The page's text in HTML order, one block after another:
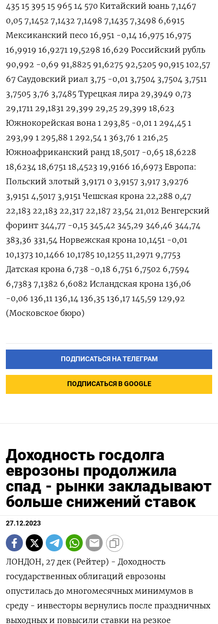
435 15 395 15 965 14 570 Китайский юань 7,1467
0,05 7,1452 7,1432 7,1498 7,1435 7,3498 6,6915
Мексиканский песо 16,951 -0,14 16,975 16,975
16,9919 16,9271 19,5298 16,629 Российский рубль
90,992 -0,69 91,8825 91,6275 92,5205 90,915 102,57
67 Саудовский риал 3,75 -0,01 3,7504 3,7504 3,7511
3,7505 3,76 3,7485 Турецкая лира 29,3949 0,73
29,1711 29,1831 29,399 29,25 29,399 18,623
Южнокорейская вона 1 293,85 -0,01 1 294,45 1
293,99 1 295,88 1 292,54 1 363,76 1 216,25
Южноафриканский ранд 18,5017 -0,65 18,6228
18,6234 18,6751 18,4523 19,9166 16,6973 Европа:
Польский злотый 3,9171 0 3,9157 3,917 3,9276
3,9151 4,5017 3,9151 Чешская крона 22,288 0,47
22,183 22,183 22,317 22,187 23,54 21,012 Венгерский
форинт 344,77 -0,15 345,42 345,29 346,46 344,74
383,36 331,54 Норвежская крона 10,1451 -0,01
10,1373 10,1466 10,1785 10,1255 11,2971 9,7753
Датская крона 6,738 -0,18 6,751 6,7502 6,7594
6,7383 7,1382 6,6082 Исландская крона 136,06
-0,06 136,11 136,14 136,35 136,17 145,59 129,92
(Московское бюро)
ПОДПИСАТЬСЯ НА ТЕЛЕГРАМ
ПОДПИСАТЬСЯ В GOOGLE
Доходность госдолга
еврозоны продолжила
спад - рынки закладывают
больше снижений ставок
27.12.2023
ЛОНДОН, 27 дек (Рейтер) - Доходность
государственных облигаций еврозоны
опустилась до многомесячных минимумов в
среду - инвесторы вернулись после праздничных
выходных и повысили ставки на резкое